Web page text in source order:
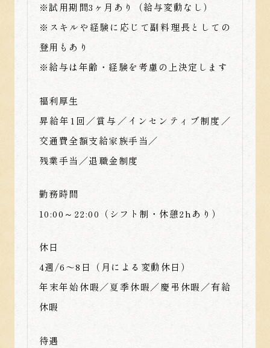
※試用期間3ヶ月あり（給与変動なし）
※スキルや経験に応じて副料理長としての
登用もあり
※給与は年齢・経験を考慮の上決定します
福利厚生
昇給年1回／賞与／インセンティブ制度／
交通費全額支給家族手当／
残業手当／退職金制度
勤務時間
10:00～22:00（シフト制・休憩2hあり）
休日
4週/6〜8日（月による変動休日）
年末年始休暇／夏季休暇／慶弔休暇／有給
休暇
待遇